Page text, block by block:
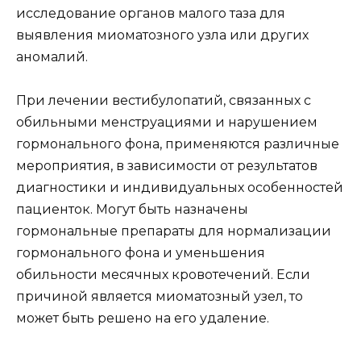
исследование органов малого таза для
выявления миоматозного узла или других
аномалий.
При лечении вестибулопатий, связанных с
обильными менструациями и нарушением
гормонального фона, применяются различные
мероприятия, в зависимости от результатов
диагностики и индивидуальных особенностей
пациенток. Могут быть назначены
гормональные препараты для нормализации
гормонального фона и уменьшения
обильности месячных кровотечений. Если
причиной является миоматозный узел, то
может быть решено на его удаление.